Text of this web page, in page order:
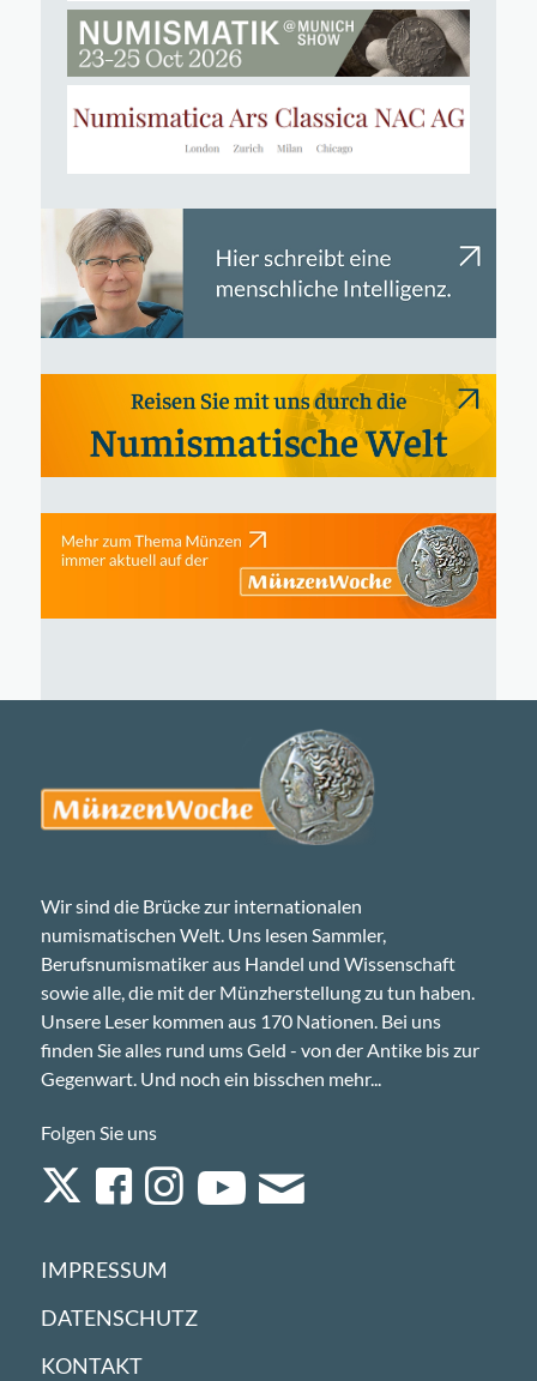
Wir sind die Brücke zur internationalen
numismatischen Welt. Uns lesen Sammler,
Berufsnumismatiker aus Handel und Wissenschaft
sowie alle, die mit der Münzherstellung zu tun haben.
Unsere Leser kommen aus 170 Nationen. Bei uns
finden Sie alles rund ums Geld - von der Antike bis zur
Gegenwart. Und noch ein bisschen mehr...
Folgen Sie uns
IMPRESSUM
DATENSCHUTZ
KONTAKT